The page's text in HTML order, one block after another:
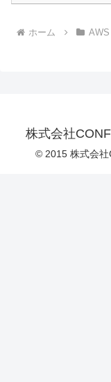
ホーム AWS
株式会社
© 2015 株式会社